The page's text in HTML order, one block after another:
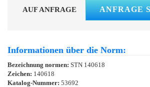
AUF ANFRAGE ANFRAGE
Informationen über die Norm:
Bezeichnung normen: STN 140618
Zeichen: 140618
Katalog-Nummer: 53692